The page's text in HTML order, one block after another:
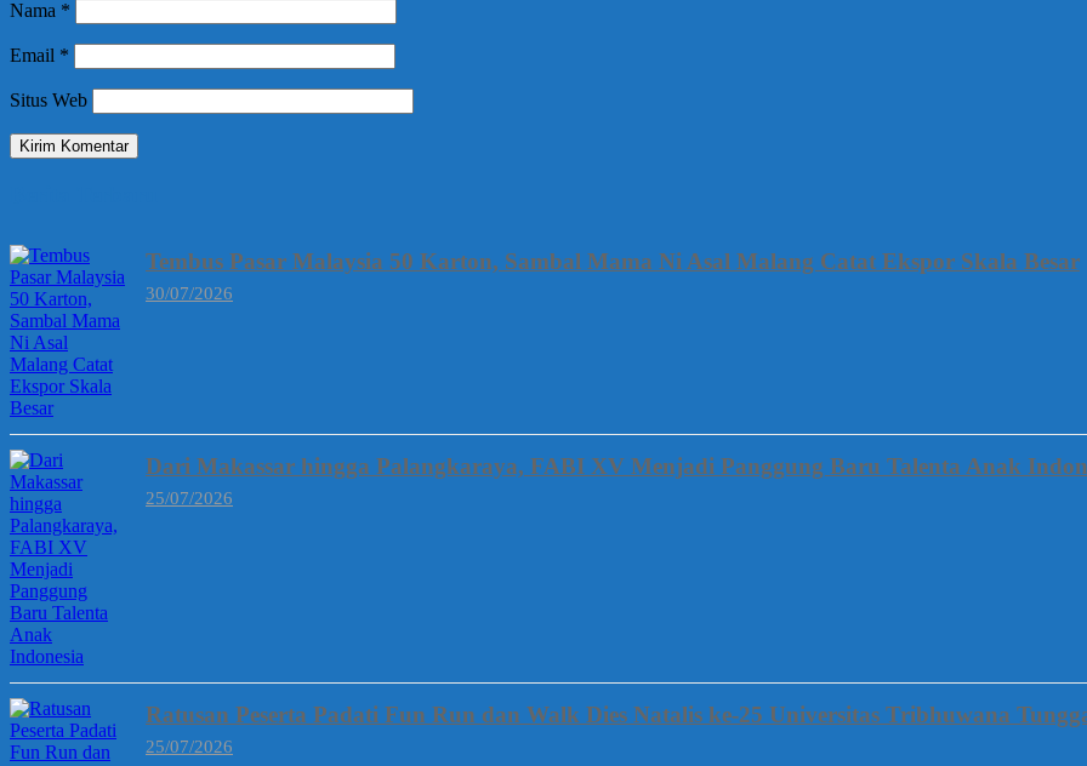
Nama *
Email *
Situs Web
Tembus Pasar Malaysia 50 Karton, Sambal Mama Ni Asal Malang Catat Ekspor Skala Besar
30/07/2026
Dari Makassar hingga Palangkaraya, FABI XV Menjadi Panggung Baru Talenta Anak
25/07/2026
Ratusan Peserta Padati Fun Run dan Walk Dies Natalis ke-25 Universitas Tribhuwana
25/07/2026